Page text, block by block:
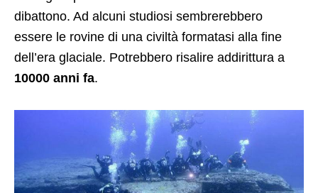
dibattono. Ad alcuni studiosi sembrerebbero
essere le rovine di una civiltà formatasi alla fine
dell’era glaciale. Potrebbero risalire addirittura a
10000 anni fa.